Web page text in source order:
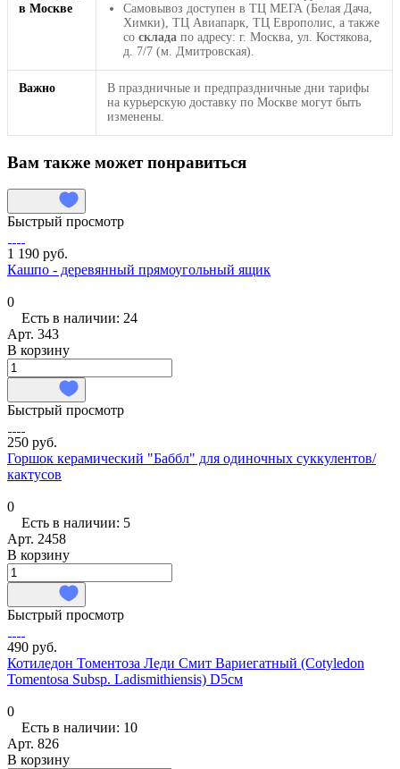
в Москве
Самовывоз доступен в ТЦ МЕГА (Белая Дача,
Химки), ТЦ Авиапарк, ТЦ Европолис, а также
со склада по адресу: г. Москва, ул. Костякова,
д. 7/7 (м. Дмитровская).
Важно
В праздничные и предпраздничные дни тарифы
на курьерскую доставку по Москве могут быть
изменены.
Вам также может понравиться
Быстрый просмотр
1 190 руб.
Кашпо - деревянный прямоугольный ящик
0
Есть в наличии: 24
Арт. 343
В корзину
Быстрый просмотр
250 руб.
Горшок керамический "Баббл" для одиночных суккулентов/
кактусов
0
Есть в наличии: 5
Арт. 2458
В корзину
Быстрый просмотр
490 руб.
Котиледон Томентоза Леди Смит Вариегатный (Cotyledon
Tomentosa Subsp. Ladismithiensis) D5см
0
Есть в наличии: 10
Арт. 826
В корзину